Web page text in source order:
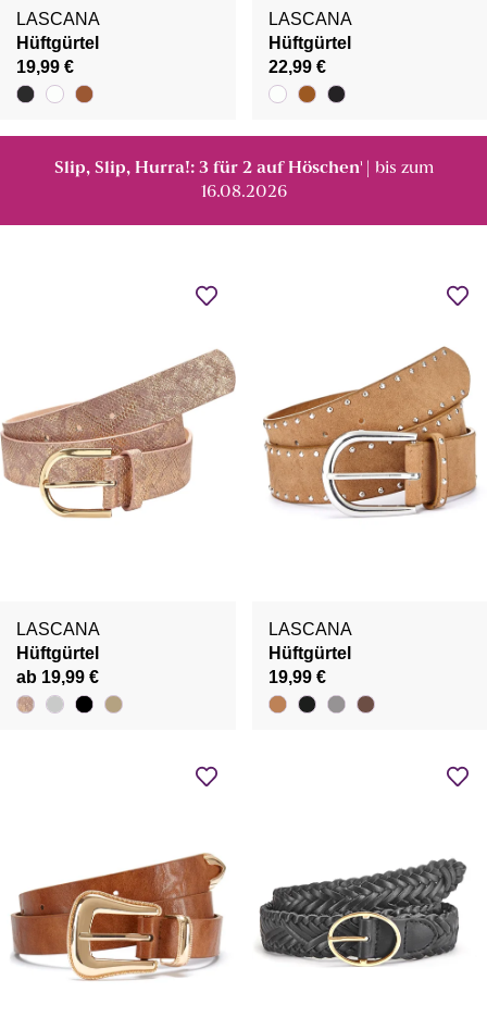
LASCANA
Hüftgürtel
19,99 €
LASCANA
Hüftgürtel
22,99 €
Slip, Slip, Hurra!: 3 für 2 auf Höschen¹
| bis zum
16.08.2026
LASCANA
Hüftgürtel
ab 19,99 €
LASCANA
Hüftgürtel
19,99 €